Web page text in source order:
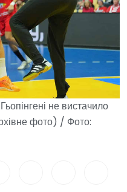
не вистачило
фото) / Фото: